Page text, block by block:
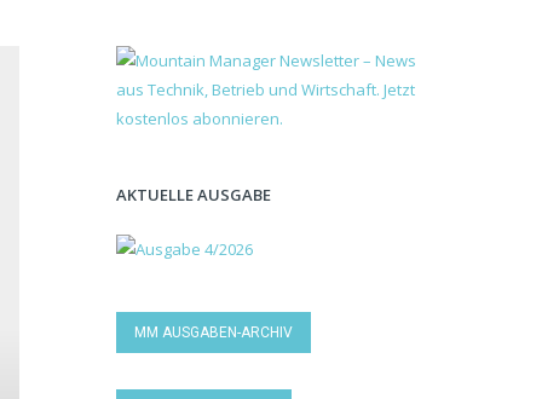
AKTUELLE AUSGABE
MM AUSGABEN-ARCHIV